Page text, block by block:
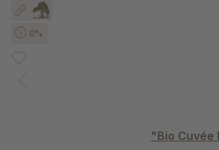
0%
"Bio Cuvée